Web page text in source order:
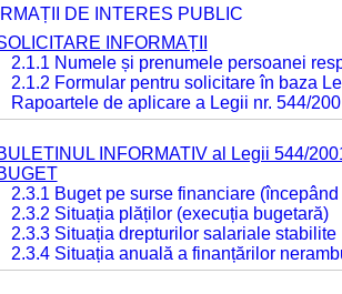
DE INTERES PUBLIC
INFORMAȚII
2.1.1 Numele și prenumele persoanei
2.1.2 Formular pentru solicitare în baza
Rapoartele de aplicare a Legii nr. 544/
INFORMATIV al Legii 544/
2.3.1 Buget pe surse financiare
2.3.2 Situația plăților (execuția bugetară)
2.3.3 Situația drepturilor salariale
2.3.4 Situația anuală a finanțărilor